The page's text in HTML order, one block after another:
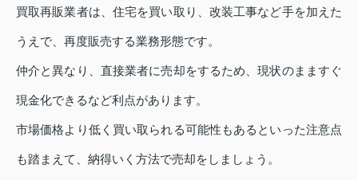
買取再販業者は、住宅を買い取り、改装工事など手を加えた
うえで、再度販売する業務形態です。
仲介と異なり、直接業者に売却をするため、現状のまますぐ
現金化できるなど利点があります。
市場価格より低く買い取られる可能性もあるといった注意点
も踏まえて、納得いく方法で売却をしましょう。